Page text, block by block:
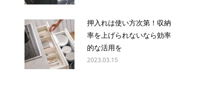
押入れは使い方次第！収納
率を上げられないなら効率
的な活用を
2023.03.15